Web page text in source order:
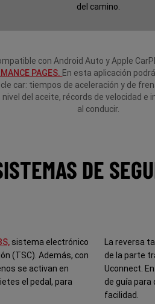
del camino.
con Android Auto y Apple
PAGES. En esta aplicación
car: tiempos de aceleración y de
del aceite, récords de velocidad e
al conducir.
DE
sistema electrónico
(TSC). Además, con
se activan en
el pedal, para
La reversa
de la parte
Uconnect.
de guía
facilidad.